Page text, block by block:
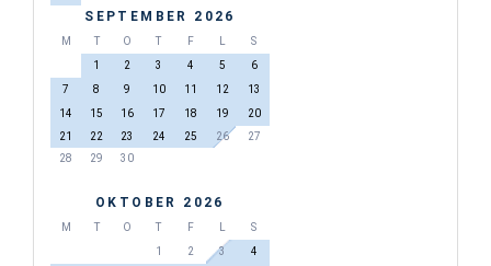
SEPTEMBER 2026
M T O T F
S
1
2 3 4 5
6
7
8 9 10 11 12
13
14
15 16 17 18 19
20
21
22 23 24 25 26
27
28
29 30
OKTOBER 2026
M T O T F
S
1
2 3
4